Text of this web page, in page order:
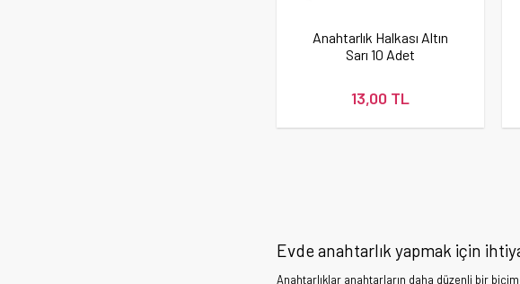
Anahtarlık Halkası Altın
Sarı 10 Adet
13,00 TL
Evde anahtarlık yapmak için
Anahtarlıklar anahtarların daha düzenli bir